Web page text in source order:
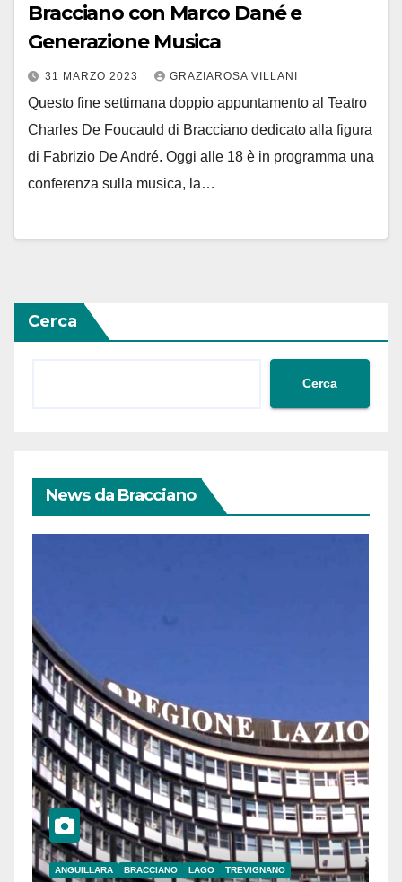
Bracciano con Marco Dané e
Generazione Musica
31 MARZO 2023 GRAZIAROSA VILLANI
Questo fine settimana doppio appuntamento al Teatro
Charles De Foucauld di Bracciano dedicato alla figura
di Fabrizio De André. Oggi alle 18 è in programma una
conferenza sulla musica, la…
Cerca
Cerca
News da Bracciano
ANGUILLARA BRACCIANO LAGO TREVIGNANO